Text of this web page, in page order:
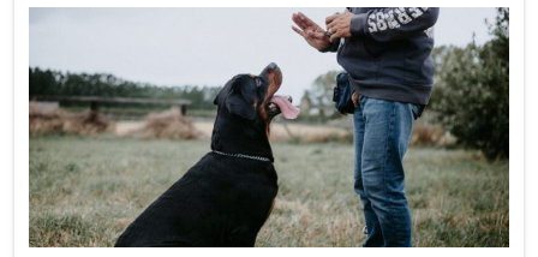
Wirbeltiere
Alle
Themen
Alle
Tiergruppen
Ausgewählte